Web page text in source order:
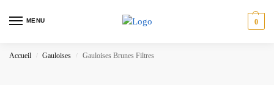
MENU 0
Accueil / Gauloises / Gauloises Brunes Filtres